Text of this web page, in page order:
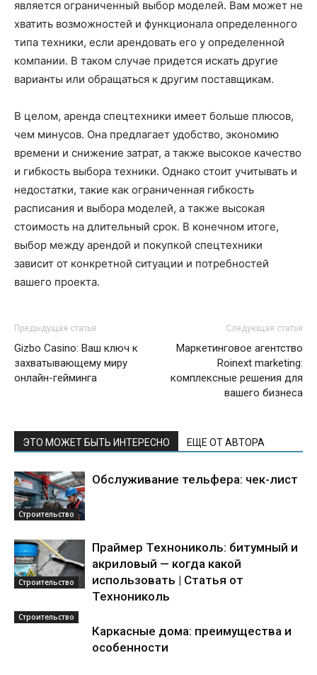
является ограниченный выбор моделей. Вам может не
хватить возможностей и функционала определенного
типа техники, если арендовать его у определенной
компании. В таком случае придется искать другие
варианты или обращаться к другим поставщикам.
В целом, аренда спецтехники имеет больше плюсов,
чем минусов. Она предлагает удобство, экономию
времени и снижение затрат, а также высокое качество
и гибкость выбора техники. Однако стоит учитывать и
недостатки, такие как ограниченная гибкость
расписания и выбора моделей, а также высокая
стоимость на длительный срок. В конечном итоге,
выбор между арендой и покупкой спецтехники
зависит от конкретной ситуации и потребностей
вашего проекта.
Предыдущая статья
Gizbo Casino: Ваш ключ к
захватывающему миру
онлайн-гейминга
Следующая статья
Маркетинговое агентство
Roinext marketing:
комплексные решения для
вашего бизнеса
ЭТО МОЖЕТ БЫТЬ ИНТЕРЕСНО ЕЩЕ ОТ АВТОРА
Строительство
Обслуживание тельфера: чек-лист
Строительство
Праймер Технониколь: битумный и
акриловый — когда какой
использовать | Статья от
Технониколь
Строительство
Каркасные дома: преимущества и
особенности